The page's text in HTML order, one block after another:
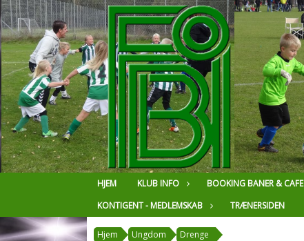
HJEM KLUB INFO BOOKING BANER & CAFE
KONTIGENT - MEDLEMSKAB
TRÆNERSIDEN
Hjem Ungdom Drenge